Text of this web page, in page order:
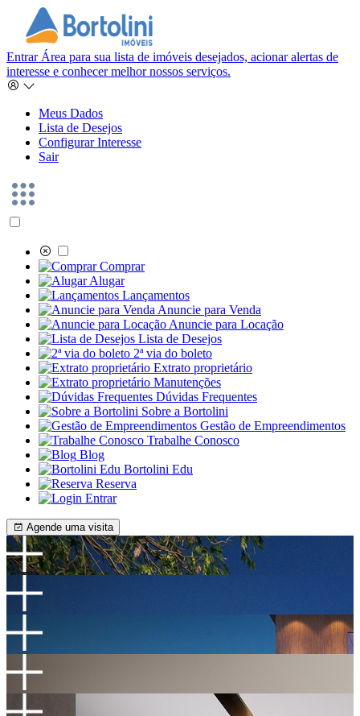
Entrar Área para sua lista de imóveis desejados, acionar alertas de
interesse e conhecer melhor nossos serviços.
Meus Dados
Lista de Desejos
Configurar Interesse
Sair
Comprar
Alugar
Lançamentos
Anuncie para Venda
Anuncie para Locação
Lista de Desejos
2ª via do boleto
Extrato proprietário
Manutenções
Dúvidas Frequentes
Sobre a Bortolini
Gestão de Empreendimentos
Trabalhe Conosco
Blog
Bortolini Edu
Reserva
Entrar
Agende uma visita